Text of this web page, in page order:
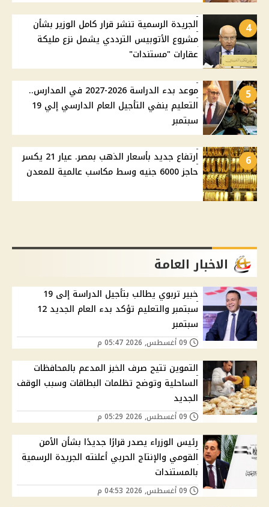
4
الجريدة الرسمية تنشر قرار كامل الوزير بشأن
مشروع الأتوبيس الترددي يشمل نزع مليكة
عقارات "مستندات"
5
موعد بدء الدراسة 2026-2027 في المدارس..
التعليم ينفي التأجيل العام الدارسي إلي 19
سبتمبر
6
ارتفاع جديد بأسعار الذهب بمصر. عيار 21 يكسر
حاجز 6000 جنيه وسط مكاسب عالمية للمعدن
الاخبار العامة
خبير تربوي يطالب بتأجيل الدراسة إلى 19
سبتمبر والتعليم تؤكد بدء العام الجديد 12
سبتمبر
التموين تتيح صرف الخبز المدعم بالمحافظات
الساحلية وتوضح تظلمات البطاقات وسبب الوقف
الجديد
رئيس الوزراء يصدر قرارًا جديدًا بشأن الأمن
القومي والإنتاج الحربي أعلنته الجريدة الرسمية
بالمستندات